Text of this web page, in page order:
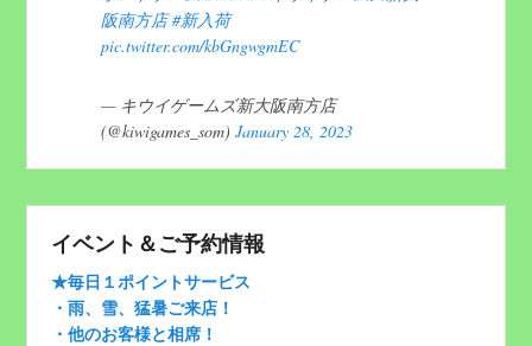
阪南方店 #新入荷
pic.twitter.com/kbGngwgmEC
— キウイゲームズ新大阪南方店
(@kiwigames_som)January 28, 2023
イベント＆ご予約情報
★毎日１ポイントサービス
・雨、雪、猛暑ご来店！
・他のお客様と相席！